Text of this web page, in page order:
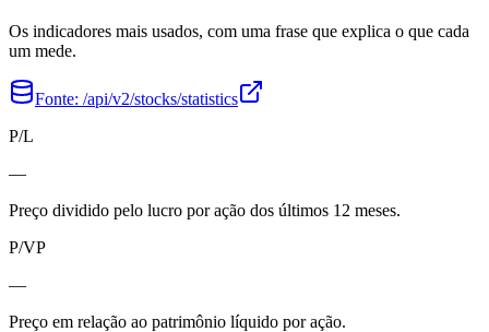
Os indicadores mais usados, com uma frase que explica o que cada
um mede.
Fonte: /api/v2/stocks/statistics
P/L
—
Preço dividido pelo lucro por ação dos últimos 12 meses.
P/VP
—
Preço em relação ao patrimônio líquido por ação.